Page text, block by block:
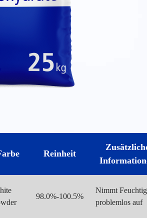
Reinheit
98.0%-100.5%
Nimmt
problemlos auf